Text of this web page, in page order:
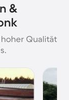
&
Qualität